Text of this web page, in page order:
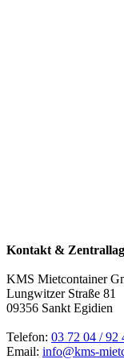
Kontakt &
KMS Mietcontainer
Lungwitzer Straße 81
09356 Sankt Egidien
Telefon: 03 72 04 / 92
Email: info@kms-